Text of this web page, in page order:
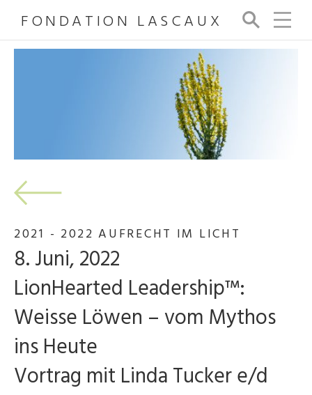
FONDATION LASCAUX
Su
ch
e
2021 - 2022 AUFRECHT IM LICHT
8. Juni, 2022
LionHearted Leadership™:
Weisse Löwen – vom Mythos
ins Heute
Vortrag mit Linda Tucker e/d